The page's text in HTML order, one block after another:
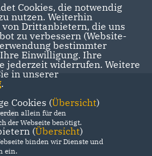
Cookies, die notwendig
nutzen. Weiterhin
Drittanbietern, die uns
zu verbessern (Website-
bestimmter
Einwilligung. Ihre
jederzeit widerrufen. Weitere
in unserer
.
Cookies (Übersicht)
allein für den
der Webseite benötigt.
(Übersicht)
binden wir Dienste und
ein.